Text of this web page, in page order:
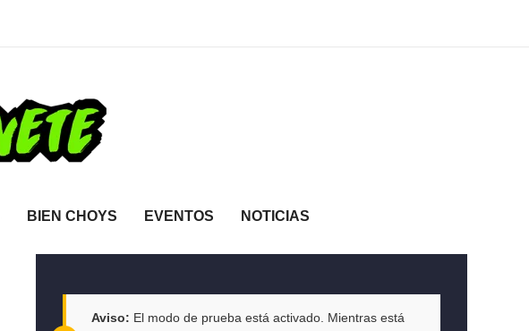
BIEN CHOYS EVENTOS NOTICIAS
Aviso: El modo de prueba está activado. Mientras está